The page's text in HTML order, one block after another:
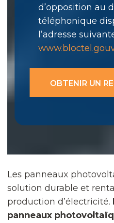
d’opposition au
téléphonique
l’adresse
Les panneaux
solution durable et
production d’électricité.
panneaux